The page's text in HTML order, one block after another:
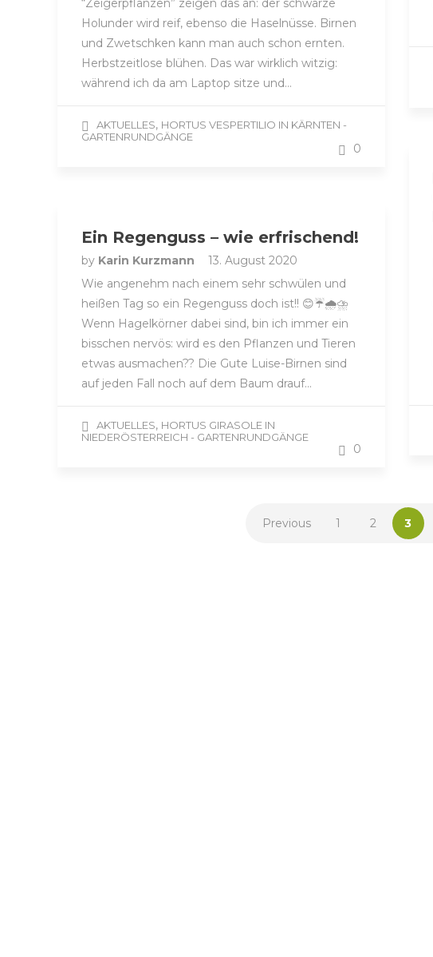
“Zeigerpflanzen” zeigen das an: der schwarze
Holunder wird reif, ebenso die Haselnüsse. Birnen
und Zwetschken kann man auch schon ernten.
Herbstzeitlose blühen. Das war wirklich witzig:
während ich da am Laptop sitze und…
AKTUELLES, HORTUS VESPERTILIO IN KÄRNTEN -
GARTENRUNDGÄNGE
0
Ein Regenguss – wie erfrischend!
by Karin Kurzmann
13. August 2020
Wie angenehm nach einem sehr schwülen und
heißen Tag so ein Regenguss doch ist!! 😊☔️🌧⛈
Wenn Hagelkörner dabei sind, bin ich immer ein
bisschen nervös: wird es den Pflanzen und Tieren
etwas ausmachen?? Die Gute Luise-Birnen sind
auf jeden Fall noch auf dem Baum drauf…
AKTUELLES, HORTUS GIRASOLE IN
NIEDERÖSTERREICH - GARTENRUNDGÄNGE
0
Previous 1 2 3